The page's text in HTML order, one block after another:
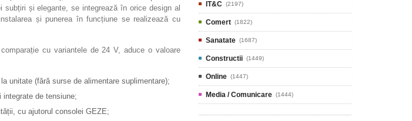
subțiri și elegante, se integrează în orice design al
și punerea în funcțiune se realizează cu
comparație cu variantele de 24 V, aduce o valoare
unitate (fără surse de alimentare suplimentare);
integrate de tensiune;
cu ajutorul consolei GEZE;
IT&C (2197)
Comert (1822)
Sanatate (1687)
Constructii (1449)
Online (1447)
Media / Comunicare (1444)